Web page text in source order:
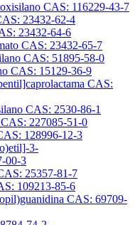
CAS: 116229-43-7
23432-62-4
23432-64-6
CAS: 23432-65-7
CAS: 51895-58-0
CAS: 15129-36-9
CAS:
CAS: 2530-86-1
227085-51-0
128996-12-3
3-
00-3
25357-81-7
109213-85-6
CAS: 69709-